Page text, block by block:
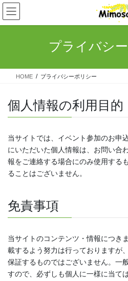
コ
ン
テ
ス
ナ
ビ
ゲ
ン
プライバシ
HOME プライバシーポリシー
個人情報の利用目的
当サイトでは、イベント参加のお申
にいただいた個人情報は、お問い合
報をご連絡する場合にのみ使用する
ることはございません。
免責事項
当サイトのコンテンツ・情報につき
載するよう努力は行っておりますが
保証するものではございません。一
すので、必ずしも個人に一様に当て